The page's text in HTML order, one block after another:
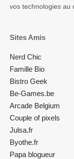
vos technologies au
Sites Amis
Nerd Chic
Famille Bio
Bistro Geek
Be-Games.be
Arcade Belgium
Couple of pixels
Julsa.fr
Byothe.fr
Papa blogueur